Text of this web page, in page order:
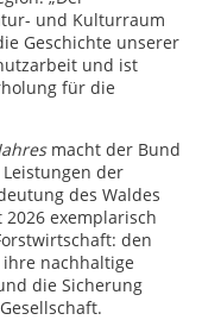
und Kulturraum
Geschichte unserer
und ist
für die
macht der Bund
der
des Waldes
exemplarisch
den
nachhaltige
die Sicherung